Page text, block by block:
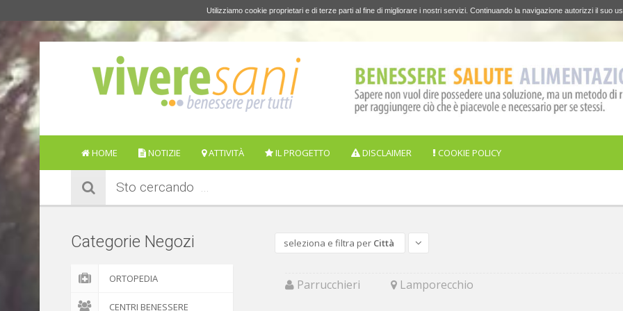
Utilizziamo cookie proprietari e di terze parti al fine di migliorare i nostri servizi. Continuando la navigazione autorizzi il suo
HOME NOTIZIE ATTIVITÀ IL PROGETTO DISCLAIMER COOKIE POLICY
Sto cercando
Categorie Negozi
ORTOPEDIA
CENTRI BENESSERE
seleziona e filtra per Città
Parrucchieri Lamporecchio